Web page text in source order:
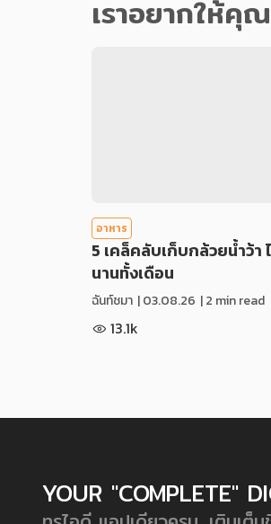
เราอยากให้คุ
อาหาร
5 เคล็คลับเก็บกล้วยน้ำว้า
นานทั้งเดือน
ฉันท์ชมา |03.08.26 | 2 min read
13.1k
YOUR "COMPLETE"